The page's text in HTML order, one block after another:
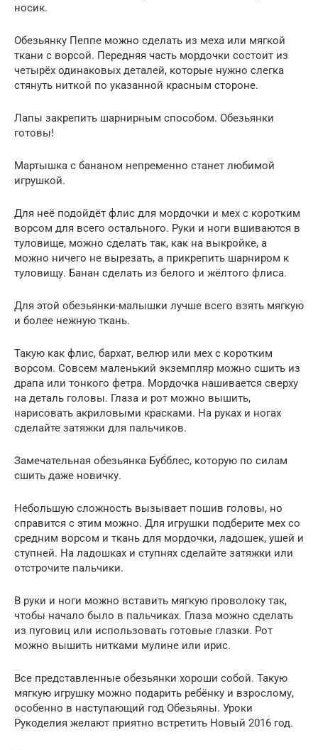
носик.
Обезьянку Пеппе можно сделать из меха или мягкой
ткани с ворсой. Передняя часть мордочки состоит из
четырёх одинаковых деталей, которые нужно слегка
стянуть ниткой по указанной красным стороне.
Лапы закрепить шарнирным способом. Обезьянки
готовы!
Мартышка с бананом непременно станет любимой
игрушкой.
Для неё подойдёт флис для мордочки и мех с коротким
ворсом для всего остального. Руки и ноги вшиваются в
туловище, можно сделать так, как на выкройке, а
можно ничего не вырезать, а прикрепить шарниром к
туловищу. Банан сделать из белого и жёлтого флиса.
Для этой обезьянки-малышки лучше всего взять мягкую
и более нежную ткань.
Такую как флис, бархат, велюр или мех с коротким
ворсом. Совсем маленький экземпляр можно сшить из
драпа или тонкого фетра. Мордочка нашивается сверху
на деталь головы. Глаза и рот можно вышить,
нарисовать акриловыми красками. На руках и ногах
сделайте затяжки для пальчиков.
Замечательная обезьянка Бубблес, которую по силам
сшить даже новичку.
Небольшую сложность вызывает пошив головы, но
справится с этим можно. Для игрушки подберите мех со
средним ворсом и ткань для мордочки, ладошек, ушей и
ступней. На ладошках и ступнях сделайте затяжки или
отстрочите пальчики.
В руки и ноги можно вставить мягкую проволоку так,
чтобы начало было в пальчиках. Глаза можно сделать
из пуговиц или использовать готовые глазки. Рот
можно вышить нитками мулине или ирис.
Все представленные обезьянки хороши собой. Такую
мягкую игрушку можно подарить ребёнку и взрослому,
особенно в наступающий год Обезьяны. Уроки
Рукоделия желают приятно встретить Новый 2016 год.